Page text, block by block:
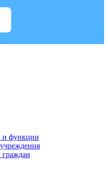
и функции